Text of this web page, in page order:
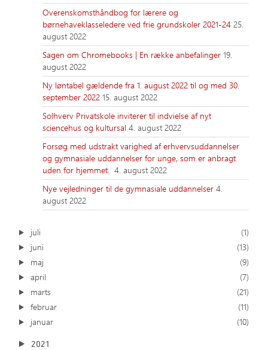
Overenskomsthåndbog for lærere og
børnehaveklasseledere ved frie grundskoler 2021-24 25.
august 2022
Sagen om Chromebooks | En række anbefalinger 19.
august 2022
Ny løntabel gældende fra 1. august 2022 til og med 30.
september 2022 15. august 2022
Solhverv Privatskole inviterer til indvielse af nyt
sciencehus og kultursal 4. august 2022
Forsøg med udstrakt varighed af erhvervsuddannelser
og gymnasiale uddannelser for unge, som er anbragt
uden for hjemmet. 4. august 2022
Nye vejledninger til de gymnasiale uddannelser 4.
august 2022
juli
(1)
juni
(13)
maj
(9)
april
(7)
marts
(21)
februar
(11)
januar
(10)
2021